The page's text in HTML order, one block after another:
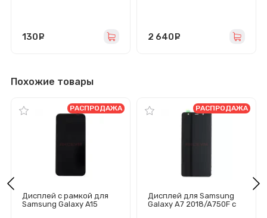
130 2 640
Похожие товары
Дисплей с рамкой для
Samsung Galaxy A15
РАСПРОДАЖА
Дисплей для Samsung
Galaxy A7 2018/A750F с
РАСПРОДАЖА